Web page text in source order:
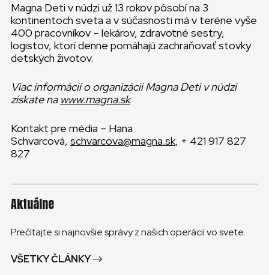
Magna Deti v núdzi už 13 rokov pôsobí na 3
kontinentoch sveta a v súčasnosti má v teréne vyše
400 pracovníkov – lekárov, zdravotné sestry,
logistov, ktorí denne pomáhajú zachraňovať stovky
detských životov.
Viac informácií o organizácii Magna Deti v núdzi
získate na www.magna.sk
Kontakt pre média – Hana
Schvarcová, schvarcova@magna.sk, + 421 917 827
827
Aktuálne
Prečítajte si najnovšie správy z našich operácií vo svete.
VŠETKY ČLÁNKY